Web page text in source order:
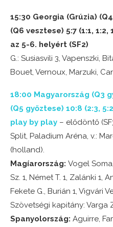
15:30 Georgia (Grúzia)
(Q6 vesztese) 5:7 (1:1, 1:2,
az 5-6. helyért (SF2)
G.: Susiasvili 3, Vapenszki,
Bouet, Vernoux, Marzuki,
18:00 Magyarország (Q3
(Q5 győztese) 10:8 (2:3,
play by play – elődöntő
Split, Paladium Aréna, v.:
(holland).
Magíarország: Vogel
Sz. 1, Német T. 1, Zalánki 1,
Fekete G., Burián 1, Vigvári
Szövetségi kapitány: Varga
Spanyolország: Aguirre,